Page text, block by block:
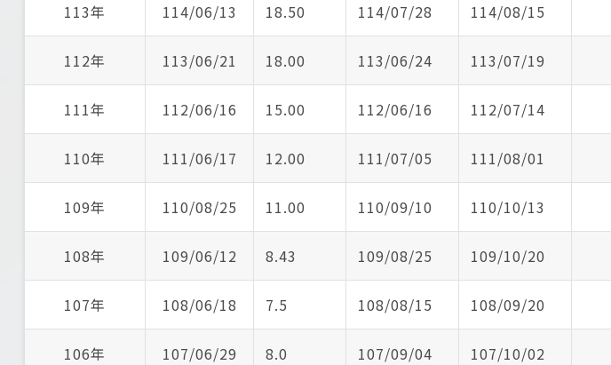
113年 114/06/13 18.50 114/07/28 114/08/15
112年 113/06/21 18.00 113/06/24 113/07/19
111年 112/06/16 15.00 112/06/16 112/07/14
110年 111/06/17 12.00 111/07/05 111/08/01
109年 110/08/25 11.00 110/09/10 110/10/13
108年 109/06/12 8.43 109/08/25 109/10/20
107年 108/06/18 7.5 108/08/15 108/09/20
106年 107/06/29 8.0 107/09/04 107/10/02